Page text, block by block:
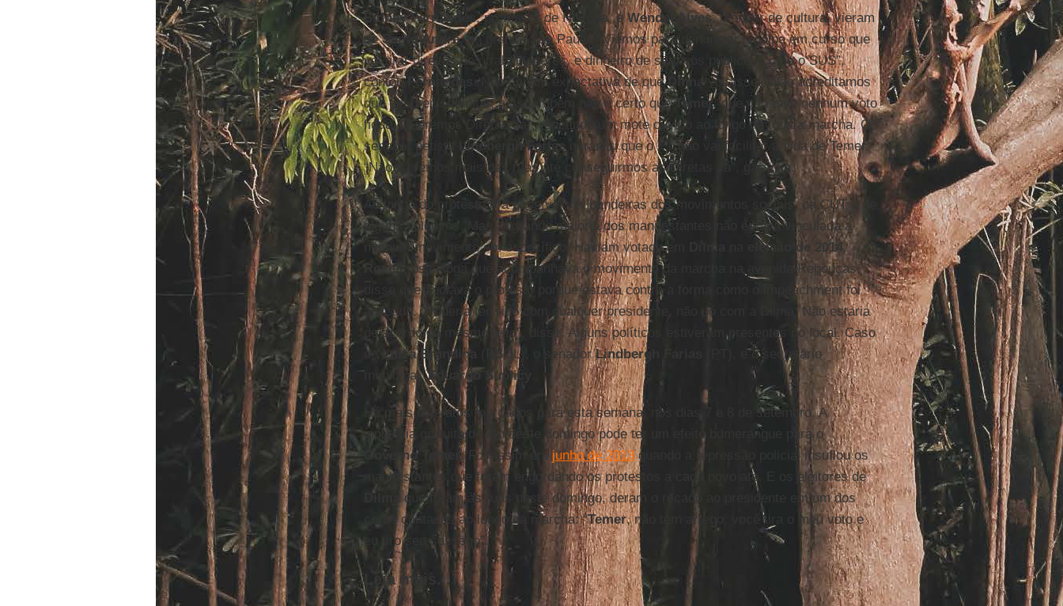
Sidney Fernandes, professor de História, eWendel Alves, monitor de cultura, vieram
deSanto André, na grande São Paulo. “Viemos para denunciar o golpe em curso que
vai tirar direitos dos trabalhadores, e dinheiro de serviços públicos como o SUS”,
contouFernandes . Não tinham expectativa de queDilmavoltasse. “Não acreditamos
que ela precise voltar, mas também não é certo queTemer, que não teve nenhum voto
fique. Queremos Diretas Já”, repetindo um mote ouvido ao longo de toda a marcha. O
senador petista
Lindbergh Fariasgarantiu que o PT não vai facilitar a vida de Temer.
“Não sairemos mais das ruas até conseguirmos as Diretas Já”, garantiu.
Ao longo do protesto era possível ver bandeiras dos movimentos sociais, da CUT e de
alguns coletivos. Mas, a grande maioria dos manifestantes não estava vinculada a
nenhum movimento em específico. Haviam votado em
Dilma eleição de 2014.
Roseli , psicóloga que acompanhava o movimento da marcha na avenida Rebouças,
disse que apoiava o protesto porque estava contra a forma como o impeachment foi
aplicado. “Poderia ter sido com qualquer presidente, não só com a Dilma. Não estaria
de acordo do mesmo jeito”, disse. Alguns políticos estiveram presentes no local. Caso
de
Luiza Erundina (PSOL), o senadorLindbergh Farias
(PT), e o secretário
municipal,Eduardo Suplicy
Há mais dois atos marcados para esta semana, nos dias 7 e 8 de setembro. A
violência gratuita do ato deste domingo pode ter um efeito bumerangue para o
Governo Temer. Foi assim em junho de 2013quando a repressão policial insuflou os
manifestantes que foram engordando os protestos a cada novo ato. E os eleitores de
Dilma
que foram às ruas neste domingo, deram o recado ao presidente em um dos
coros cantados ao longo da marcha: “Temer, não tem arrego, você tira o meu voto e
eu tiro seu sossego”.
Leia mais...